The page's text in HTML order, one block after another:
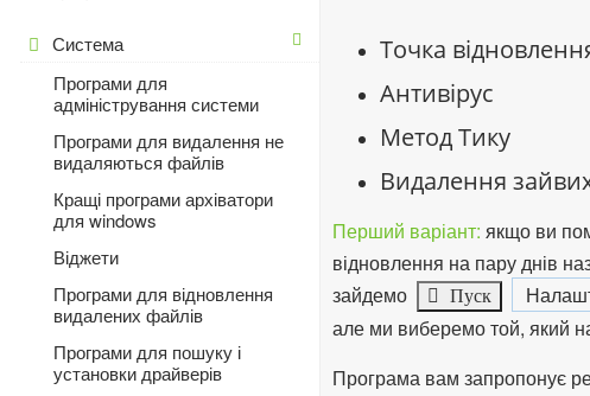
Точка
Антивірус
Метод Тику
Видалення
Перший варіант: якщо ви
відновлення на пару днів
зайдемо
Пуск
але ми виберемо той, який
Програма вам запропонує
Система
Програми для
адміністрування системи
Програми для видалення не
видаляються файлів
Кращі програми архіватори
для windows
Віджети
Програми для відновлення
видалених файлів
Програми для пошуку і
установки драйверів